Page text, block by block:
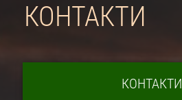
КОНТАКТИ
КОНТАКТИ